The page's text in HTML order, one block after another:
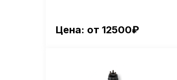
Цена: от 12500₽